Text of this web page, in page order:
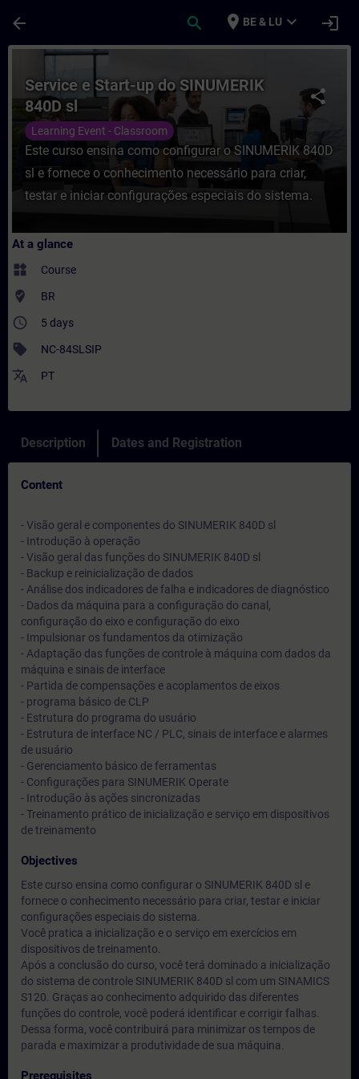
arrow_back search place BE & LU expand_more login
Course - Service e Start-up do
share
Service e Start-up do SINUMERIK
840D sl
Learning Event - Classroom
Este curso ensina como configurar o SINUMERIK 840D
sl e fornece o conhecimento necessário para criar,
testar e iniciar configurações especiais do sistema.
At a glance
widgets Course
where_to_vote BR
access_time 5 days
sell NC-84SLSIP
translate PT
Description Dates and Registration
Content
- Visão geral e componentes do SINUMERIK 840D sl
- Introdução à operação
- Visão geral das funções do SINUMERIK 840D sl
- Backup e reinicialização de dados
- Análise dos indicadores de falha e indicadores de diagnóstico
- Dados da máquina para a configuração do canal,
configuração do eixo e configuração do eixo
- Impulsionar os fundamentos da otimização
- Adaptação das funções de controle à máquina com dados da
máquina e sinais de interface
- Partida de compensações e acoplamentos de eixos
- programa básico de CLP
- Estrutura do programa do usuário
- Estrutura de interface NC / PLC, sinais de interface e alarmes
de usuário
- Gerenciamento básico de ferramentas
- Configurações para SINUMERIK Operate
- Introdução às ações sincronizadas
- Treinamento prático de inicialização e serviço em dispositivos
de treinamento
Objectives
Este curso ensina como configurar o SINUMERIK 840D sl e
fornece o conhecimento necessário para criar, testar e iniciar
configurações especiais do sistema.
Você pratica a inicialização e o serviço em exercícios em
dispositivos de treinamento.
Após a conclusão do curso, você terá dominado a inicialização
do sistema de controle SINUMERIK 840D sl com um SINAMICS
S120. Graças ao conhecimento adquirido das diferentes
funções do controle, você poderá identificar e corrigir falhas.
Dessa forma, você contribuirá para minimizar os tempos de
parada e maximizar a produtividade de sua máquina.
Prerequisites